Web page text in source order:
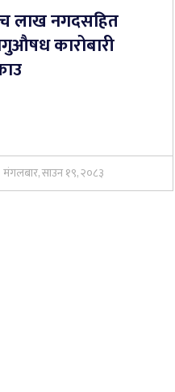
लाख नगदसहित
कारोबारी
मंगलबार, साउन १९, २०८३